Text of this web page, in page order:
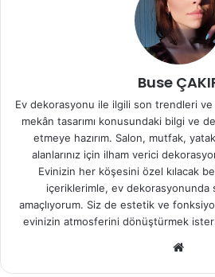
Buse
Ev dekorasyonu ile ilgili son trendleri
mekân tasarımı konusundaki bilgi ve
etmeye hazırım. Salon, mutfak,
alanlarınız için ilham verici
Evinizin her köşesini özel kılacak
içeriklerimle, ev dekorasyonunda
amaçlıyorum. Siz de estetik ve
evinizin atmosferini dönüştürmek